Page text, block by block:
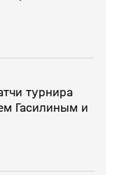
турнира
Гасилиным и